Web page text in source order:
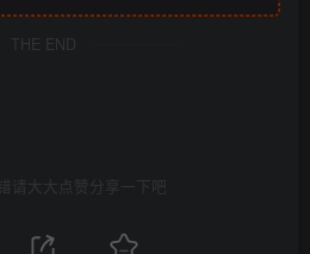
THE END
请大大点赞分享一下吧